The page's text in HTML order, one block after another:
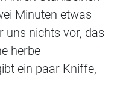
Minuten etwas
uns nichts vor, das
herbe
ein paar Kniffe,